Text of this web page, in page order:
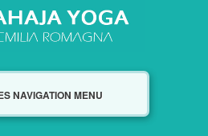
NAVIGATION MENU